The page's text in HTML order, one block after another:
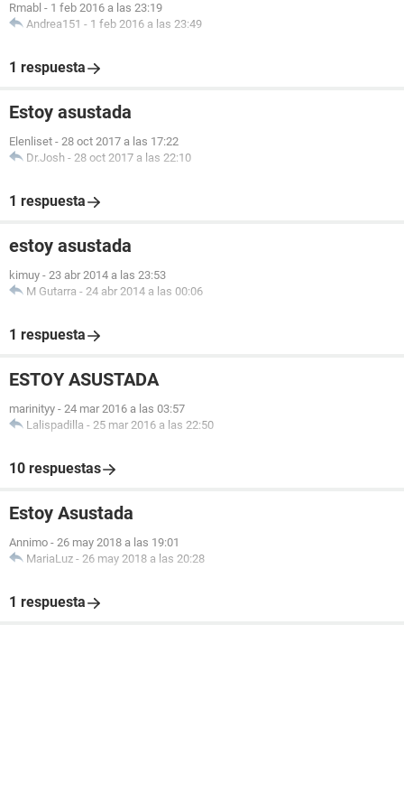
Rmabl - 1 feb 2016 a las 23:19
Andrea151 - 1 feb 2016 a las 23:49
1 respuesta
Estoy asustada
Elenliset - 28 oct 2017 a las 17:22
Dr.Josh - 28 oct 2017 a las 22:10
1 respuesta
estoy asustada
kimuy - 23 abr 2014 a las 23:53
M Gutarra - 24 abr 2014 a las 00:06
1 respuesta
ESTOY ASUSTADA
marinityy - 24 mar 2016 a las 03:57
Lalispadilla - 25 mar 2016 a las 22:50
10 respuestas
Estoy Asustada
Annimo - 26 may 2018 a las 19:01
MariaLuz - 26 may 2018 a las 20:28
1 respuesta